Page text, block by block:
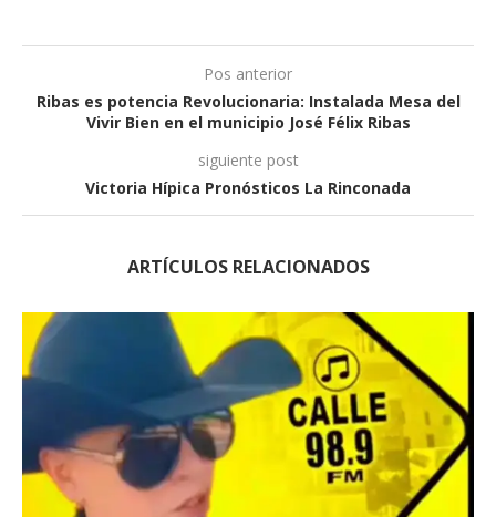
Pos anterior
Ribas es potencia Revolucionaria: Instalada Mesa del
Vivir Bien en el municipio José Félix Ribas
siguiente post
Victoria Hípica Pronósticos La Rinconada
ARTÍCULOS RELACIONADOS